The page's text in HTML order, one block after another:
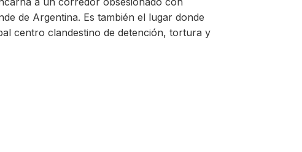
de Argentina. Es también el lugar donde
centro clandestino de detención, tortura y